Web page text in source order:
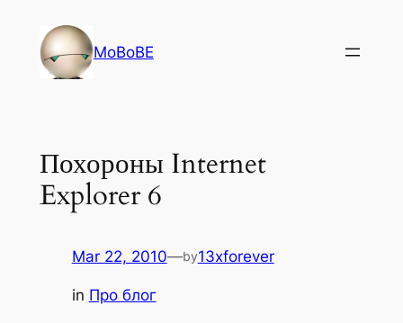
content
MoBoBE
Похороны Internet
Explorer 6
Mar 22, 2010—by13xforever
in Про блог